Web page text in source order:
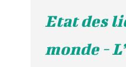
Etat des
monde -